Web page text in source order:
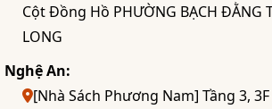
Cột Đồng Hồ PHƯỜNG BẠCH ĐẰNG
LONG
Nghệ An:
[Nhà Sách Phương Nam] Tầng 3,